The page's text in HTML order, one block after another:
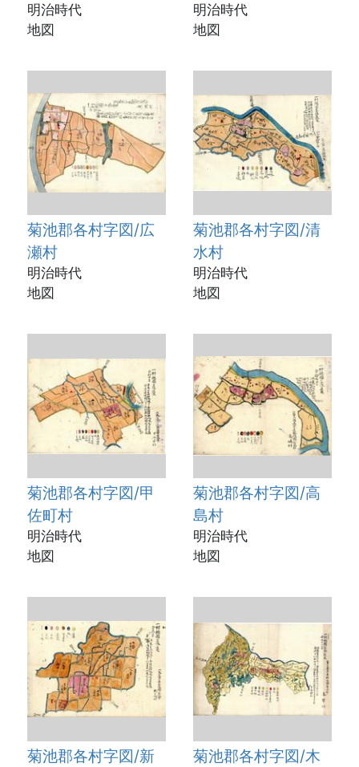
明治時代
地図
明治時代
地図
菊池郡各村字図/広
瀬村
明治時代
地図
菊池郡各村字図/清
水村
明治時代
地図
菊池郡各村字図/甲
佐町村
明治時代
地図
菊池郡各村字図/高
島村
明治時代
地図
菊池郡各村字図/新
菊池郡各村字図/木